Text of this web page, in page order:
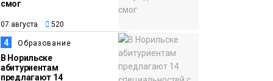
13:59
07 августа
Новости
«Домик Хоббитов» и
«Самолёт в облаках»
появятся в Кайеркане
смог
07 августа 520
4 Образование
В Норильске
абитуриентам
предлагают 14